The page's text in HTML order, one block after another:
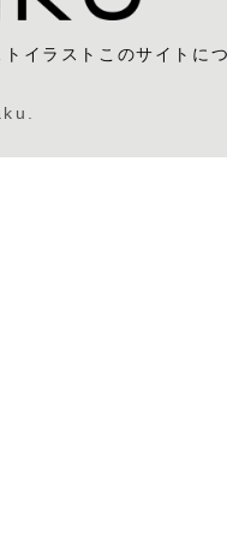
イラスト このサイトに